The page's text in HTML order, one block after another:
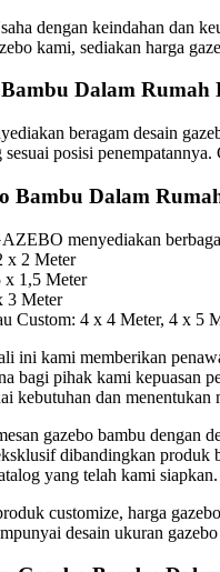
dengan keindahan dan
kami, sediakan harga
Dalam Rumah
beragam desain
sesuai posisi
Bambu Dalam
menyediakan
x 2 Meter
x 1,5 Meter
3 Meter
Custom: 4 x 4 Meter, 4 x 5
ini kami memberikan
bagi pihak kami kepuasan
kebutuhan dan
gazebo bambu dengan
dibandingkan produk
yang telah kami
customize, harga
desain ukuran